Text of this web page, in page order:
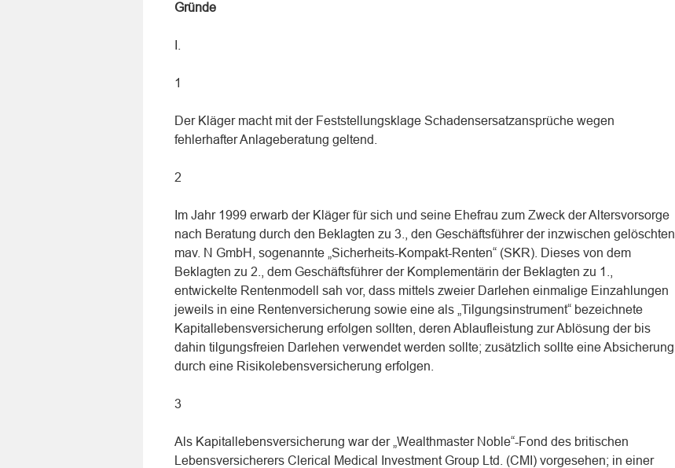
Gründe
1
Der Kläger macht mit der Feststellungsklage Schadensersatzansprüche wegen
fehlerhafter Anlageberatung geltend.
2
Im Jahr 1999 erwarb der Kläger für sich und seine Ehefrau zum Zweck der Altersvorsorge
nach Beratung durch den Beklagten zu 3., den Geschäftsführer der inzwischen gelöschten
mav. N GmbH, sogenannte „Sicherheits-Kompakt-Renten“ (SKR). Dieses von dem
Beklagten zu 2., dem Geschäftsführer der Komplementärin der Beklagten zu 1.,
entwickelte Rentenmodell sah vor, dass mittels zweier Darlehen einmalige Einzahlungen
jeweils in eine Rentenversicherung sowie eine als „Tilgungsinstrument“ bezeichnete
Kapitallebensversicherung erfolgen sollten, deren Ablaufleistung zur Ablösung der bis
dahin tilgungsfreien Darlehen verwendet werden sollte; zusätzlich sollte eine Absicherung
durch eine Risikolebensversicherung erfolgen.
3
Als Kapitallebensversicherung war der „Wealthmaster Noble“-Fond des britischen
Lebensversicherers Clerical Medical Investment Group Ltd. (CMI) vorgesehen; in einer